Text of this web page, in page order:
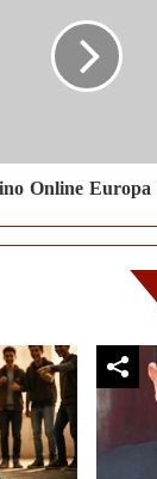
Online